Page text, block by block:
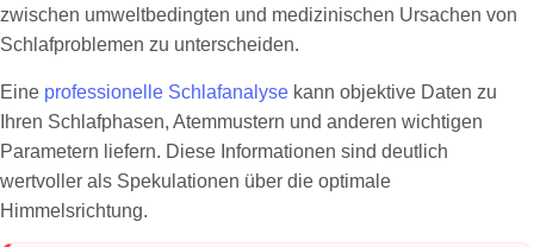
zwischen umweltbedingten und medizinischen Ursachen von
Schlafproblemen zu unterscheiden.
Eine professionelle Schlafanalyse kann objektive Daten zu
Ihren Schlafphasen, Atemmustern und anderen wichtigen
Parametern liefern. Diese Informationen sind deutlich
wertvoller als Spekulationen über die optimale
Himmelsrichtung.